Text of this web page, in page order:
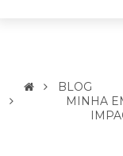
BLOG
MINHA